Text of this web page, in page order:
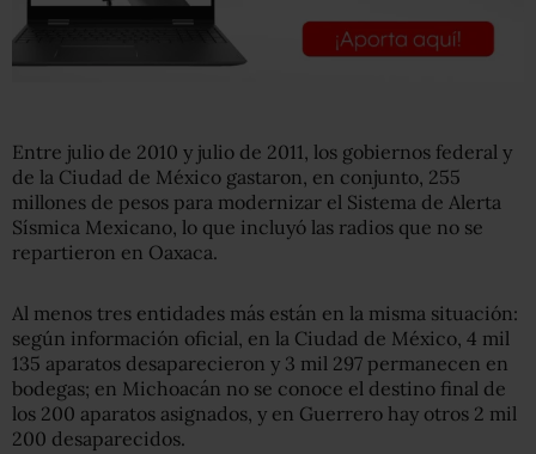
Entre julio de 2010 y julio de 2011, los gobiernos federal y
de la Ciudad de México gastaron, en conjunto, 255
millones de pesos para modernizar el Sistema de Alerta
Sísmica Mexicano, lo que incluyó las radios que no se
repartieron en Oaxaca.
Al menos tres entidades más están en la misma situación:
según información oficial, en la Ciudad de México, 4 mil
135 aparatos desaparecieron y 3 mil 297 permanecen en
bodegas; en Michoacán no se conoce el destino final de
los 200 aparatos asignados, y en Guerrero hay otros 2 mil
200 desaparecidos.